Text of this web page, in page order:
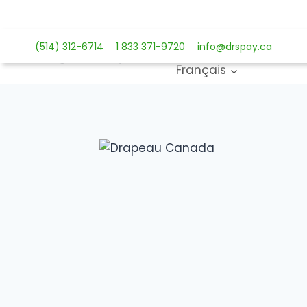
contenu(514) 312-6714 1 833 371-9720 info@drspay.ca
Solutions de paiement
Français